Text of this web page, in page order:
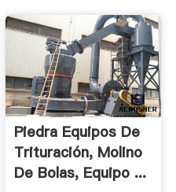
Piedra Equipos De
Trituración, Molino
De Bolas, Equipo ...